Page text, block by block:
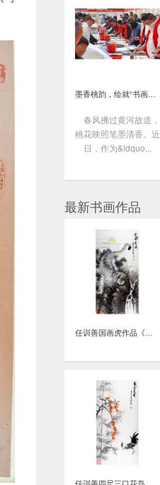
墨香桃韵，绘就“书画之乡”新画卷
春风拂过黄河故道，
桃花映照笔墨清香。近
日，作为&ldquo...
最新书画作品